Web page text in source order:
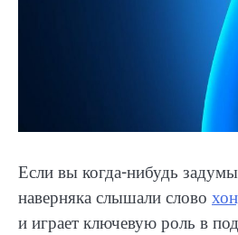
Если вы когда-нибудь
наверняка слышали слово
и играет ключевую роль в